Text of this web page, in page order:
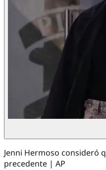
Jenni Hermoso consideró
precedente | AP